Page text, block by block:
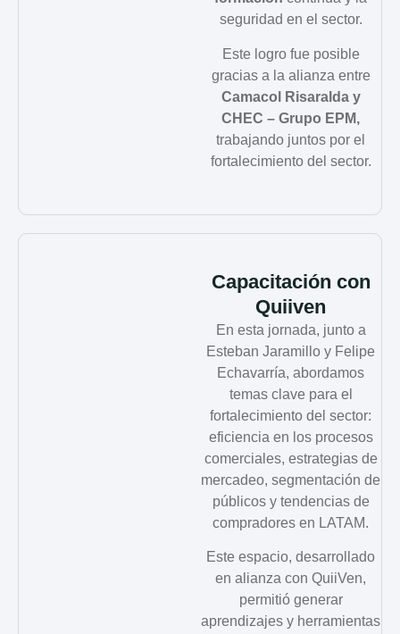
seguridad en el sector.
Este logro fue posible
gracias a la alianza entre
Camacol Risaralda y
CHEC – Grupo EPM,
trabajando juntos por el
fortalecimiento del sector.
Capacitación con
Quiiven
En esta jornada, junto a
Esteban Jaramillo y Felipe
Echavarría, abordamos
temas clave para el
fortalecimiento del sector:
eficiencia en los procesos
comerciales, estrategias de
mercadeo, segmentación de
públicos y tendencias de
compradores en LATAM.
Este espacio, desarrollado
en alianza con QuiiVen,
permitió generar
aprendizajes y herramientas